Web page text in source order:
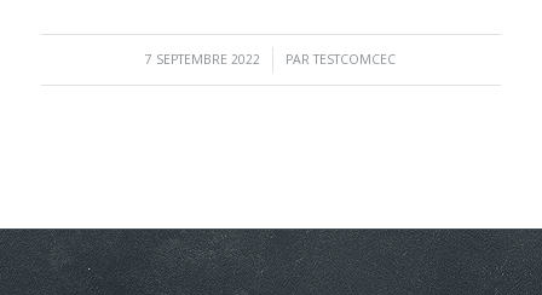
7 SEPTEMBRE 2022
/ PARTESTCOMCEC